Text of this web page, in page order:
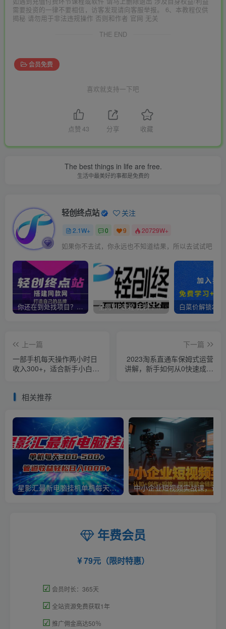
需要投资的一律不要相信，访客发现请向客服举报。 6、本教程仅供
揭秘 请勿用于非法违规操作 否则和作者 官网 无关
THE END
会员免费
喜欢就支持一下吧
点赞43 分享 收藏
The best things in life are free.
生活中最美好的事都是免费的
轻创终点站 关注
2.1W+ 0 9 20729W+
如果你不去试，你永远也不知道结果，所以去试试吧
你还在到处找项目？还在当韭菜？我靠卖项目一个月收入5万+，曾经我也是个失败者。 全网VIP课程 无损下载~
上一篇
一部手机每天操作两小时日
收入300+，适合新手小白的
下一篇
2023淘系直通车保姆式运营
讲解，新手如何从0快速成长
相关推荐
星影汇最新电脑挂机单机每天300+团队管道收益轻松日入1000+
年费会员
79元（限时特惠）
☑ 会员时长：365天
☑ 全站资源免费获取1年
☑ 推广佣金高达50％